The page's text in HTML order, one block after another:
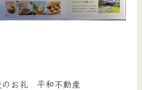
のお礼 平和不動産